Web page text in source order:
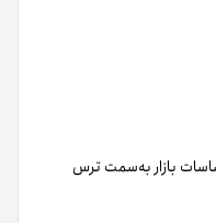
بازار به‌سمت ترس